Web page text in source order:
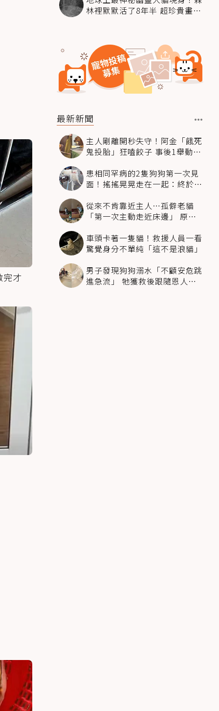
完才
林裡默默活了8年半 超珍貴畫面
最新新聞
主人剛離開秒失守！阿金「餓死
鬼投胎」狂嗑餃子 事後1舉動反
患相同罕病的2隻狗狗第一次見
面！搖搖晃晃走在一起：終於找
從來不肯靠近主人…孤僻老貓
「第一次主動走近床邊」 原因
車頭卡著一隻貓！救援人員一看
驚覺身分不單純「這不是浪貓」
男子發現狗狗溺水「不顧安危跳
進急流」 牠獲救後跟隨恩人不